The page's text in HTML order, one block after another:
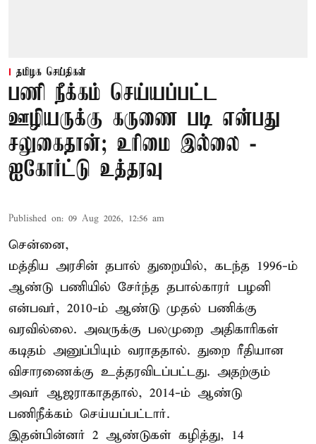
தமிழக செய்திகள்
பணி நீக்கம் செய்யப்பட்ட
ஊழியருக்கு கருணை படி என்பது
சலுகைதான்; உரிமை இல்லை -
ஐகோர்ட்டு உத்தரவு
Published on: 09 Aug 2026, 12:56 am
சென்னை,
மத்திய அரசின் தபால் துறையில், கடந்த 1996-ம்
ஆண்டு பணியில் சேர்ந்த தபால்காரர் பழனி
என்பவர், 2010-ம் ஆண்டு முதல் பணிக்கு
வரவில்லை. அவருக்கு பலமுறை அதிகாரிகள்
கடிதம் அனுப்பியும் வராததால். துறை ரீதியான
விசாரணைக்கு உத்தரவிடப்பட்டது. அதற்கும்
அவர் ஆஜராகாததால், 2014-ம் ஆண்டு
பணிநீக்கம் செய்யப்பட்டார்.
இதன்பின்னர் 2 ஆண்டுகள் கழித்து, 14